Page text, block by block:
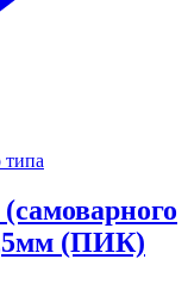
типа
(ПИК)